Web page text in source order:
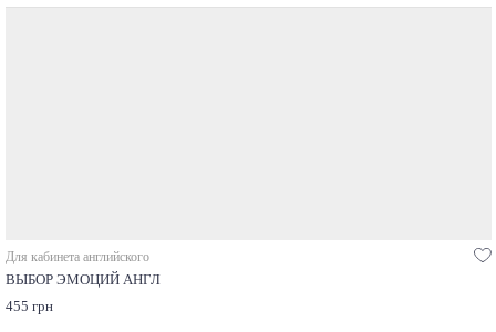
Для кабинета английского
ВЫБОР ЭМОЦИЙ АНГЛ
455 грн